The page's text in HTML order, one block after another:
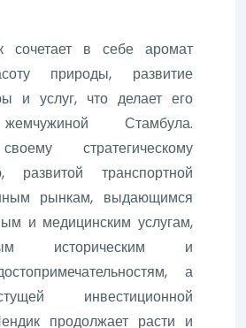
сочетает в себе аромат
природы, развитие
и услуг, что делает его
Стамбула.
стратегическому
развитой транспортной
рынкам, выдающимся
и медицинским услугам,
историческим и
а
инвестиционной
продолжает расти и